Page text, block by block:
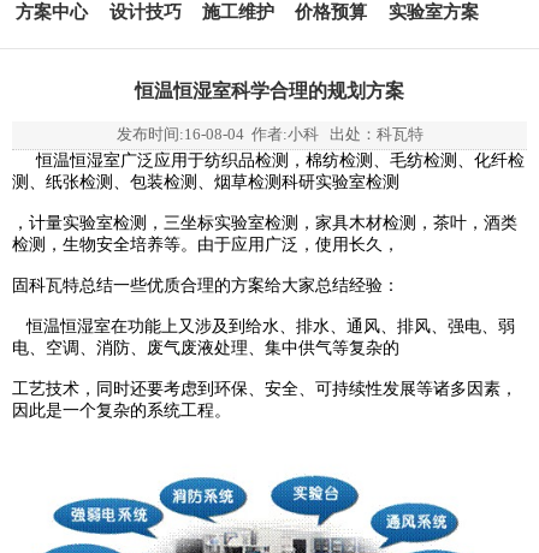
方案中心 设计技巧 施工维护 价格预算 实验室方案
恒温恒湿室科学合理的规划方案
发布时间:16-08-04作者:小科 出处：科瓦特
恒温恒湿室广泛应用于纺织品检测，棉纺检测、毛纺检测、化纤检
测、纸张检测、包装检测、烟草检测科研实验室检测
，计量实验室检测，三坐标实验室检测，家具木材检测，茶叶，酒类
检测，生物安全培养等。由于应用广泛 ，使 用长久，
固科瓦特总结一些优质合理的方案给大家总结经验：
恒温恒湿室在功能上又涉及到给水、排水、通风、排风、强电、弱
电、空调、消防、废气废液处理、集中供气等复杂的
工艺技术，同时还要考虑到环保、安全、可持续性发展等诸多因素，
因此是一个复杂的系统工程。